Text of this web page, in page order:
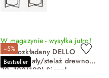
−5%
Bestseller
W magazynie - wysyłka jutro!
Stół rozkładany DELLO
owalny Biały/stelaż drewno
70x100(129) Signal